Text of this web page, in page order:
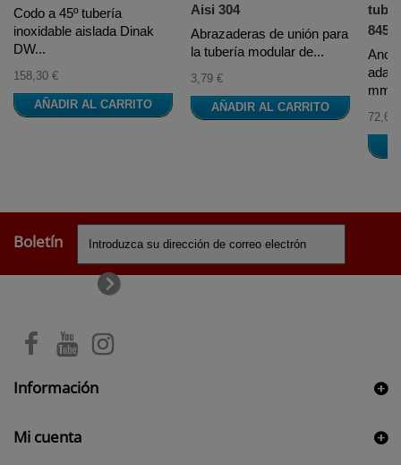
Codo a 45º tubería
inoxidable aislada Dinak
DW...
158,30 €
AÑADIR AL CARRITO
Aisi 304
Abrazaderas de unión para
la tubería modular de...
3,79 €
AÑADIR AL CARRITO
845
72,69
Boletín
Información
Mi cuenta